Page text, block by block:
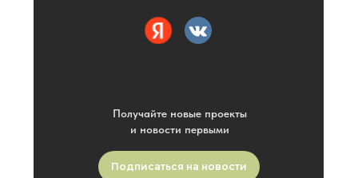
Получайте новые проекты
и новости первыми
Подписаться на новости